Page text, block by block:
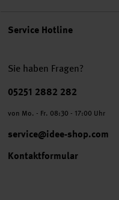
Service Hotline
Sie haben Fragen?
Telefonnummer
05251 2882 282
von Mo. - Fr. 08:30 - 17:00 Uhr
service@idee-shop.com
Kontaktformular